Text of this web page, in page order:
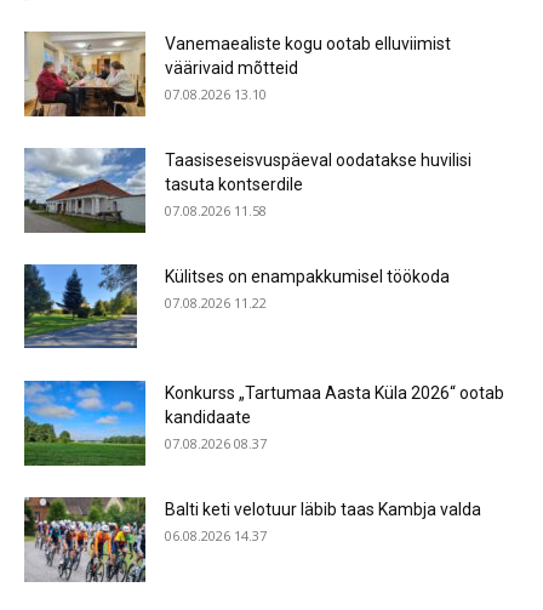
Vanemaealiste kogu ootab elluviimist
väärivaid mõtteid
07.08.2026 13.10
Taasiseseisvuspäeval oodatakse huvilisi
tasuta kontserdile
07.08.2026 11.58
Külitses on enampakkumisel töökoda
07.08.2026 11.22
Konkurss „Tartumaa Aasta Küla 2026“ ootab
kandidaate
07.08.2026 08.37
Balti keti velotuur läbib taas Kambja valda
06.08.2026 14.37